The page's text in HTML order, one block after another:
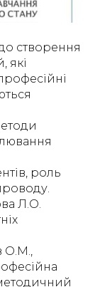
створення
які
роль
Л.О.
О.М.,